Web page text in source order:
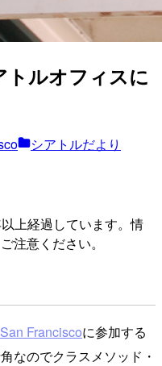
ルオフィスに
シアトルだより
上経過しています。情
注意ください。
Franciscoに参加する
なのでクラスメソッド・